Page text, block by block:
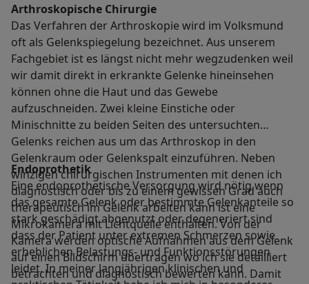
Arthroskopische Chirurgie
Das Verfahren der Arthroskopie wird im Volksmund
oft als Gelenkspiegelung bezeichnet. Aus unserem
Fachgebiet ist es längst nicht mehr wegzudenken weil
wir damit direkt in erkrankte Gelenke hineinsehen
können ohne die Haut und das Gewebe
aufzuschneiden. Zwei kleine Einstiche oder
Minischnitte zu beiden Seiten des untersuchten
Gelenks reichen aus um das Arthroskop in den
Gelenkraum oder Gelenkspalt einzuführen. Neben
winzigen chirurgischen Instrumenten mit denen ich
diagnostisch oder bis zu einem gewissen Grad auch
therapeutisch im Gelenk arbeiten kann ist eine
Mikrokamera mit Lichtquelle enthalten. Von der
Kamera werden optische Aufnahmen aus dem Gelenk
auf einen Bildschirm übertragen wo ich sie detailliert
betrachten und diagnostisch bewerten kann. Damit
Endoprothetik
Eine endoprothetische Versorgung wird nötig wenn
das gesamte Gelenk oder bestimmte Gelenkanteile so
stark geschädigt abgenutzt oder degeneriert sind
dass der Patient unter extremen Schmerzen sowie
erheblichen Belastungs- und Funktionsstörungen
leidet. In meiner langjährigen klinischen und